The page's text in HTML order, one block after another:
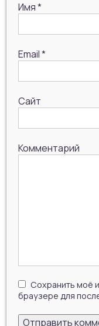
Имя*
Email*
Сайт
Комментарий
Сохранить моё
браузере для